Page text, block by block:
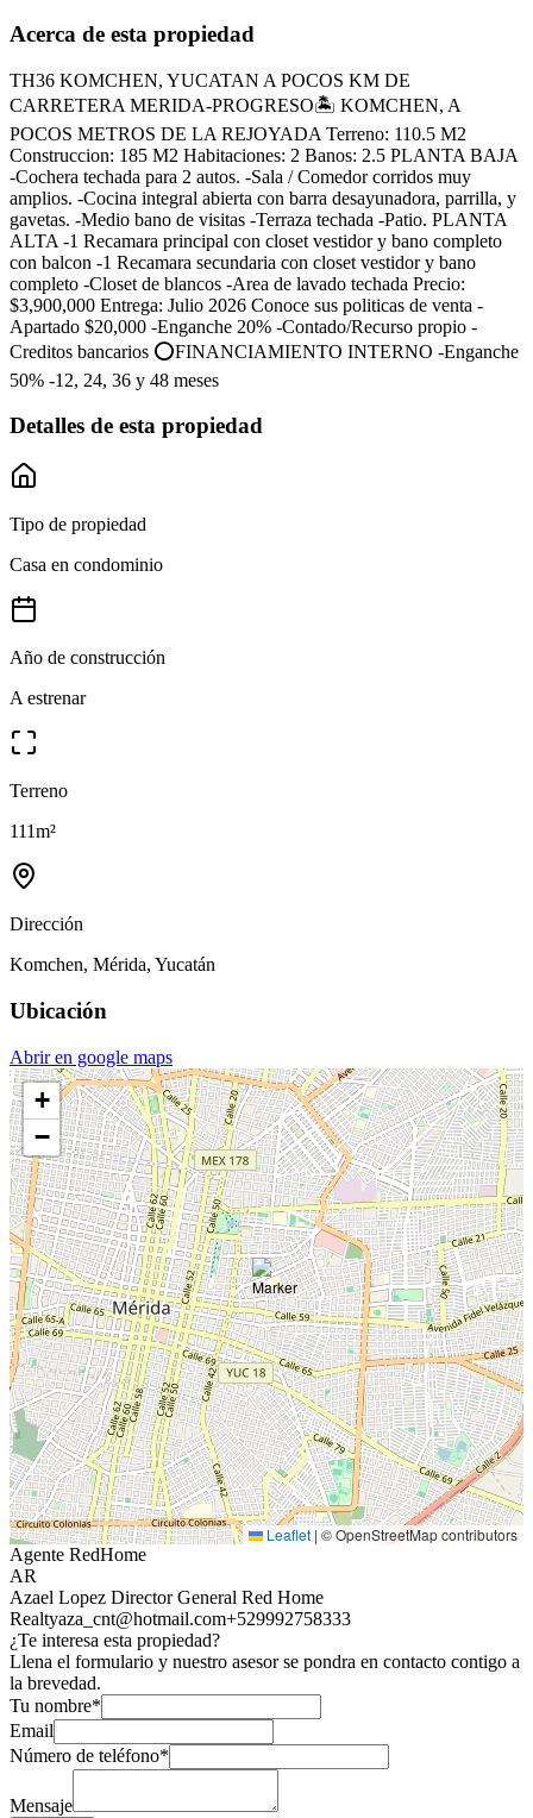
Acerca de esta propiedad
TH36 KOMCHEN, YUCATAN A POCOS KM DE
CARRETERA MERIDA-PROGRESO🏝 KOMCHEN, A
POCOS METROS DE LA REJOYADA Terreno: 110.5 M2
Construccion: 185 M2 Habitaciones: 2 Banos: 2.5 PLANTA BAJA
-Cochera techada para 2 autos. -Sala / Comedor corridos muy
amplios. -Cocina integral abierta con barra desayunadora, parrilla, y
gavetas. -Medio bano de visitas -Terraza techada -Patio. PLANTA
ALTA -1 Recamara principal con closet vestidor y bano completo
con balcon -1 Recamara secundaria con closet vestidor y bano
completo -Closet de blancos -Area de lavado techada Precio:
$3,900,000 Entrega: Julio 2026 Conoce sus politicas de venta -
Apartado $20,000 -Enganche 20% -Contado/Recurso propio -
Creditos bancarios ⭕FINANCIAMIENTO INTERNO -Enganche
50% -12, 24, 36 y 48 meses
Detalles de esta propiedad
Tipo de propiedad
Casa en condominio
Año de construcción
A estrenar
Terreno
111m²
Dirección
Komchen, Mérida, Yucatán
Ubicación
Abrir en google maps
+
−
Leaflet | © OpenStreetMap contributors
Agente RedHome
AR
Azael Lopez Director General Red Home
Realtyaza_cnt@hotmail.com+529992758333
¿Te interesa esta propiedad?
Llena el formulario y nuestro asesor se pondra en contacto contigo a
la brevedad.
Tu nombre*
Email
Número de teléfono*
Mensaje